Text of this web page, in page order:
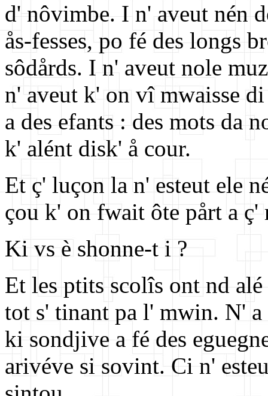
d' nôvimbe. I n' aveut nén
ås-fesses, po fé des longs
sôdårds. I n' aveut nole
n' aveut k' on vî mwaisse
a des efants : des mots da
k' alént disk' å cour.
Et ç' luçon la n' esteut ele
çou k' on fwait ôte pårt a ç'
Ki vs è shonne-t i ?
Et les ptits scolîs ont nd
tot s' tinant pa l' mwin. N'
ki sondjive a fé des
arivéve si sovint. Ci n'